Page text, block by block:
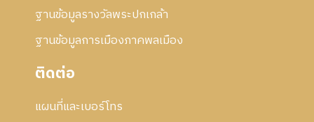
ฐานข้อมูลรางวัลพระปกเกล้า
ฐานข้อมูลการเมืองภาคพลเมือง
ติดต่อ
แผนที่และเบอร์โทร